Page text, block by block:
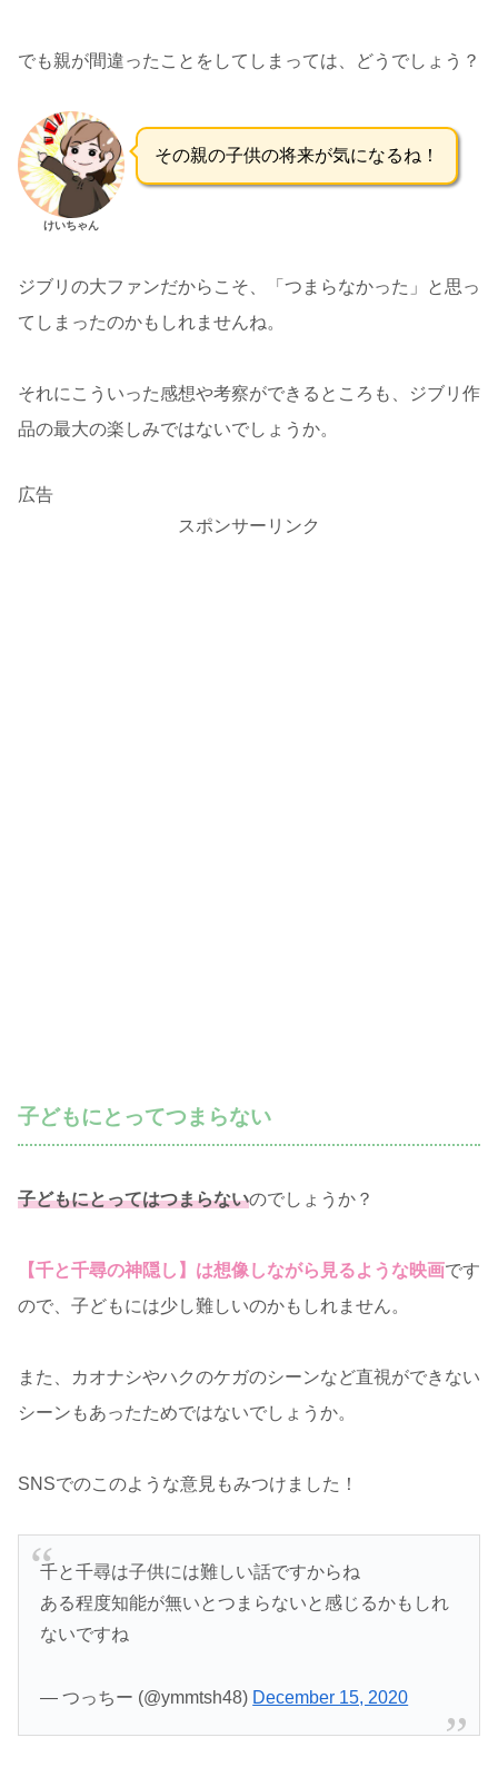
でも親が間違ったことをしてしまっては、どうでしょう？
けいちゃん
その親の子供の将来が気になるね！
ジブリの大ファンだからこそ、「つまらなかった」と思っ
てしまったのかもしれませんね。
それにこういった感想や考察ができるところも、ジブリ作
品の最大の楽しみではないでしょうか。
広告
スポンサーリンク
子どもにとってつまらない
子どもにとってはつまらないのでしょうか？
【千と千尋の神隠し】は想像しながら見るような映画です
ので、子どもには少し難しいのかもしれません。
また、カオナシやハクのケガのシーンなど直視ができない
シーンもあったためではないでしょうか。
SNSでのこのような意見もみつけました！
千と千尋は子供には難しい話ですからね
ある程度知能が無いとつまらないと感じるかもしれ
ないですね
— つっちー (@ymmtsh48) December 15, 2020